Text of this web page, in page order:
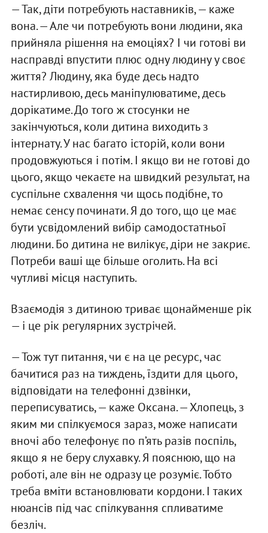
— Так, діти потребують наставників, — каже
вона. — Але чи потребують вони людини, яка
прийняла рішення на емоціях? І чи готові ви
насправді впустити плюс одну людину у своє
життя? Людину, яка буде десь надто
настирливою, десь маніпулюватиме, десь
дорікатиме. До того ж стосунки не
закінчуються, коли дитина виходить з
інтернату. У нас багато історій, коли вони
продовжуються і потім. І якщо ви не готові до
цього, якщо чекаєте на швидкий результат, на
суспільне схвалення чи щось подібне, то
немає сенсу починати. Я до того, що це має
бути усвідомлений вибір самодостатньої
людини. Бо дитина не вилікує, діри не закриє.
Потреби ваші ще більше оголить. На всі
чутливі місця наступить.
Взаємодія з дитиною триває щонайменше рік
— і це рік регулярних зустрічей.
— Тож тут питання, чи є на це ресурс, час
бачитися раз на тиждень, їздити для цього,
відповідати на телефонні дзвінки,
переписуватись, — каже Оксана. — Хлопець, з
яким ми спілкуємося зараз, може написати
вночі або телефонує по п’ять разів поспіль,
якщо я не беру слухавку. Я пояснюю, що на
роботі, але він не одразу це розуміє. Тобто
треба вміти встановлювати кордони. І таких
нюансів під час спілкування спливатиме
безліч.